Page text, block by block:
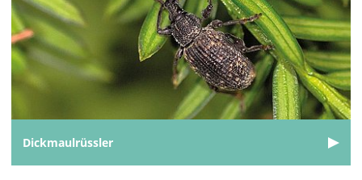
Dickmaulrüssler